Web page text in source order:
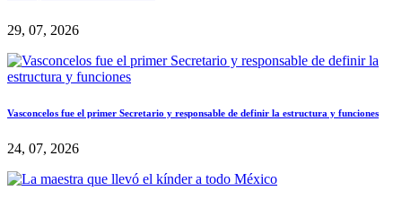
29, 07, 2026
Vasconcelos fue el primer Secretario y responsable de definir la estructura y funciones
24, 07, 2026